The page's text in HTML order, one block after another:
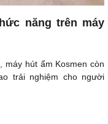
năng trên máy
máy hút ẩm Kosmen còn
trải nghiệm cho người